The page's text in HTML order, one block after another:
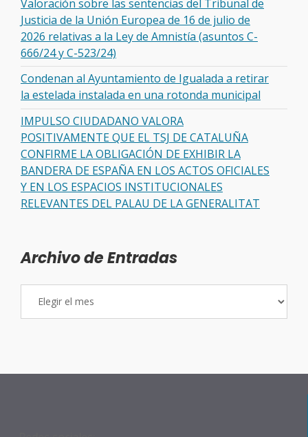
Valoración sobre las sentencias del Tribunal de
Justicia de la Unión Europea de 16 de julio de
2026 relativas a la Ley de Amnistía (asuntos C-
666/24 y C-523/24)
Condenan al Ayuntamiento de Igualada a retirar
la estelada instalada en una rotonda municipal
IMPULSO CIUDADANO VALORA
POSITIVAMENTE QUE EL TSJ DE CATALUÑA
CONFIRME LA OBLIGACIÓN DE EXHIBIR LA
BANDERA DE ESPAÑA EN LOS ACTOS OFICIALES
Y EN LOS ESPACIOS INSTITUCIONALES
RELEVANTES DEL PALAU DE LA GENERALITAT
Archivo de Entradas